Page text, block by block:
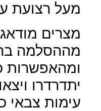
מעל רצועת
מצרים
מההסלמה
ומהאפשרות
יתדרדרו
עימות צבאי